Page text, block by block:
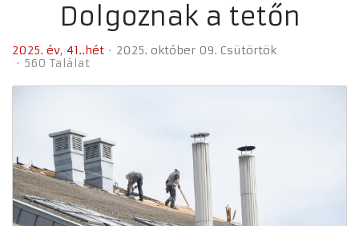
Dolgoznak a tetőn
2025. év 41..hét
2025. október 09. Csütörtök
560 Találat